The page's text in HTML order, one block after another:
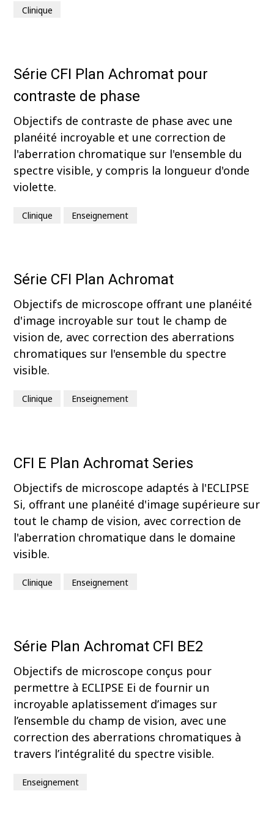
Clinique
Série CFI Plan Achromat pour
contraste de phase
Objectifs de contraste de phase avec une
planéité incroyable et une correction de
l'aberration chromatique sur l'ensemble du
spectre visible, y compris la longueur d'onde
violette.
Clinique Enseignement
Série CFI Plan Achromat
Objectifs de microscope offrant une planéité
d'image incroyable sur tout le champ de
vision de, avec correction des aberrations
chromatiques sur l'ensemble du spectre
visible.
Clinique Enseignement
CFI E Plan Achromat Series
Objectifs de microscope adaptés à l'ECLIPSE
Si, offrant une planéité d'image supérieure sur
tout le champ de vision, avec correction de
l'aberration chromatique dans le domaine
visible.
Clinique Enseignement
Série Plan Achromat CFI BE2
Objectifs de microscope conçus pour
permettre à ECLIPSE Ei de fournir un
incroyable aplatissement d’images sur
l’ensemble du champ de vision, avec une
correction des aberrations chromatiques à
travers l’intégralité du spectre visible.
Enseignement